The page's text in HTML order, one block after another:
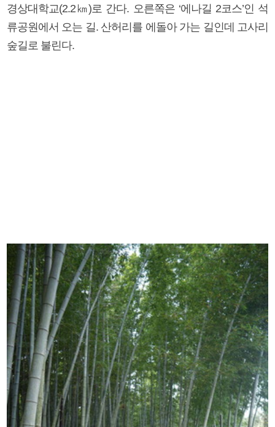
경상대학교(2.2㎞)로 간다. 오른쪽은 ‘에나길 2코스’인 석
류공원에서 오는 길. 산허리를 에돌아 가는 길인데 고사리
숲길로 불린다.